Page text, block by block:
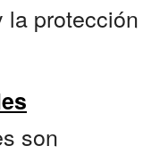
la protección
son